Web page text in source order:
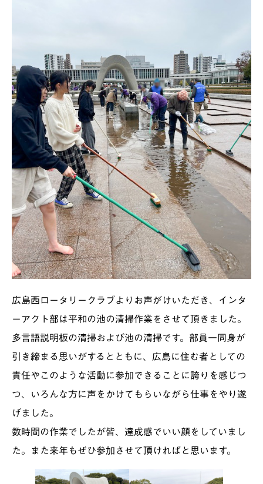
広島西ロータリークラブよりお声がけいただき、インタ
ーアクト部は平和の池の清掃作業をさせて頂きました。
多言語説明板の清掃および池の清掃です。部員一同身が
引き締まる思いがするとともに、広島に住む者としての
責任やこのような活動に参加できることに誇りを感じつ
つ、いろんな方に声をかけてもらいながら仕事をやり遂
げました。
数時間の作業でしたが皆、達成感でいい顔をしていまし
た。また来年もぜひ参加させて頂ければと思います。